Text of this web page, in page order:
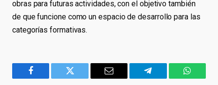
obras para futuras actividades, con el objetivo también
de que funcione como un espacio de desarrollo para las
categorías formativas.
Facebook Twitter Email Telegram